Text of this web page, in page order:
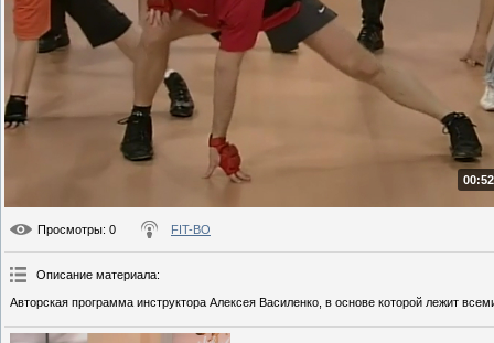
Просмотры: 0 FIT-BO
Описание материала:
Авторская программа инструктора Алексея Василенко, в основе которой лежит